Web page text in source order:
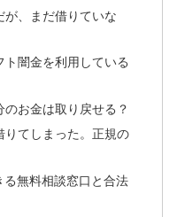
が、まだ借りていな
闇金を利用している
お金は取り戻せる？
てしまった。正規の
無料相談窓口と合法